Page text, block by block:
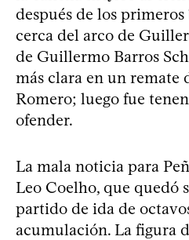
después de los
cerca del arco de
de Guillermo Barros
más clara en un
Romero; luego fue
ofender.
La mala noticia para
Leo Coelho, que quedó
partido de ida de
acumulación. La figura